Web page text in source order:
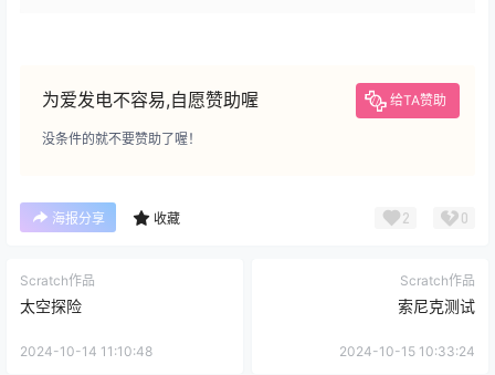
为爱发电不容易,自愿赞助喔 给TA赞助
没条件的就不要赞助了喔！
海报分享 收藏 2 0
Scratch作品
太空探险
2024-10-14 11:10:48
Scratch作品
索尼克测试
2024-10-15 10:33:24